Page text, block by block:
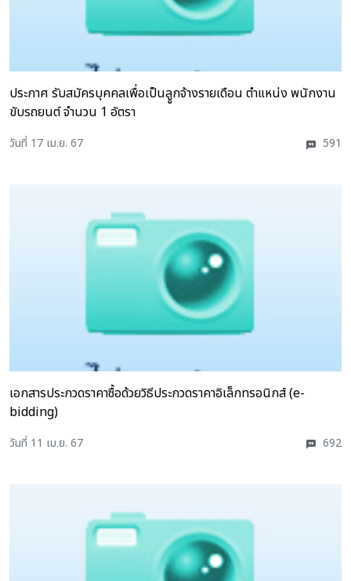
ประกาศ รับสมัครบุคคลเพื่อเป็นลููกจ้างรายเดือน ตำแหน่ง พนักงาน
ขับรถยนต์ จำนวน 1 อัตรา
วันที่ 17 เม.ย. 67 591
เอกสารประกวดราคาซื้อด้วยวิธีประกวดราคาอิเล็กทรอนิกส์ (e-
bidding)
วันที่ 11 เม.ย. 67 692